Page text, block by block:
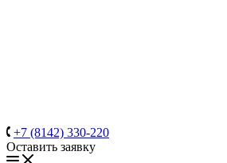
+7 (8142) 330-220
Оставить заявку